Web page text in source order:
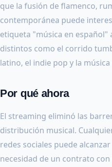
que la fusión de flamenco,
contemporánea puede
etiqueta "música en español"
distintos como el corrido
latino, el indie pop y la música
Por qué ahora
El streaming eliminó las
distribución musical.
redes sociales puede
necesidad de un contrato